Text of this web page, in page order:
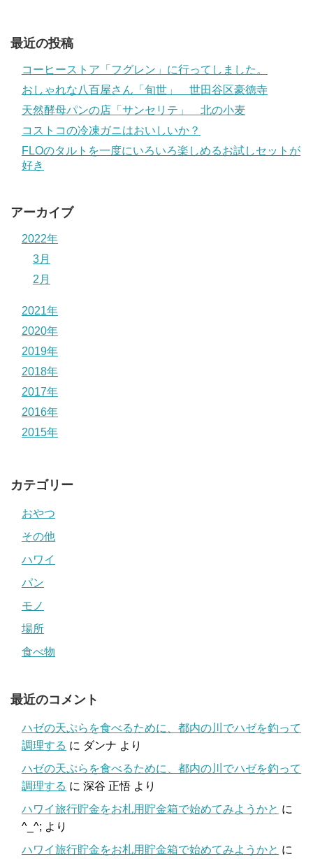
最近の投稿
コーヒーストア「フグレン」に行ってしました。
おしゃれな八百屋さん「旬世」 世田谷区豪徳寺
天然酵母パンの店「サンセリテ」 北の小麦
コストコの冷凍ガニはおいしいか？
FLOのタルトを一度にいろいろ楽しめるお試しセットが
好き
アーカイブ
2022年
3月
2月
2021年
2020年
2019年
2018年
2017年
2016年
2015年
カテゴリー
おやつ
その他
ハワイ
パン
モノ
場所
食べ物
最近のコメント
ハゼの天ぷらを食べるために、都内の川でハゼを釣って
調理する に ダンナ より
ハゼの天ぷらを食べるために、都内の川でハゼを釣って
調理する に 深谷 正悟 より
ハワイ旅行貯金をお札用貯金箱で始めてみようかと に
^_^; より
ハワイ旅行貯金をお札用貯金箱で始めてみようかと に